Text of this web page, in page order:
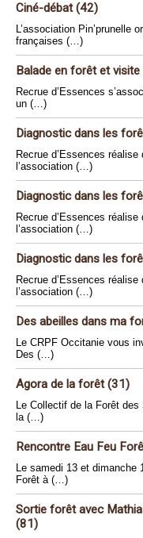
Ciné-débat (42)
L’association Pin’prunelle
françaises (…)
Balade en forêt et
Recrue d’Essences
un (…)
Diagnostic dans les
Recrue d’Essences
l’association (…)
Diagnostic dans les
Recrue d’Essences
l’association (…)
Diagnostic dans les
Recrue d’Essences
l’association (…)
Des abeilles dans ma
Le CRPF Occitanie vous
Des (…)
Agora de la forêt (31)
Le Collectif de la Forêt
la (…)
Rencontre Eau Feu
Le samedi 13 et dimanche
Forêt à (…)
Sortie forêt avec
(81)